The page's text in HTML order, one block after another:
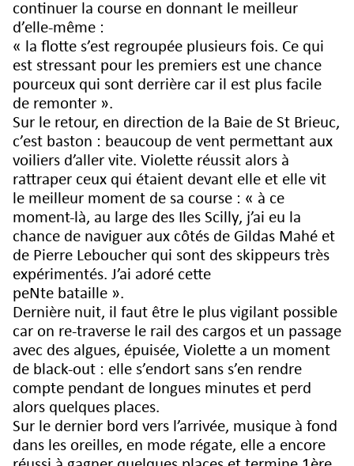
continuer la course en donnant le meilleur
d’elle-même :
« la flotte s’est regroupée plusieurs fois. Ce qui
est stressant pour les premiers est une chance
pourceux qui sont derrière car il est plus facile
de remonter ».
Sur le retour, en direction de la Baie de St Brieuc,
c’est baston : beaucoup de vent permettant aux
voiliers d’aller vite. Violette réussit alors à
rattraper ceux qui étaient devant elle et elle vit
le meilleur moment de sa course : « à ce
moment-là, au large des Iles Scilly, j’ai eu la
chance de naviguer aux côtés de Gildas Mahé et
de Pierre Leboucher qui sont des skippeurs très
expérimentés. J’ai adoré cette
peNte bataille ».
Dernière nuit, il faut être le plus vigilant possible
car on re-traverse le rail des cargos et un passage
avec des algues, épuisée, Violette a un moment
de black-out : elle s’endort sans s’en rendre
compte pendant de longues minutes et perd
alors quelques places.
Sur le dernier bord vers l’arrivée, musique à fond
dans les oreilles, en mode régate, elle a encore